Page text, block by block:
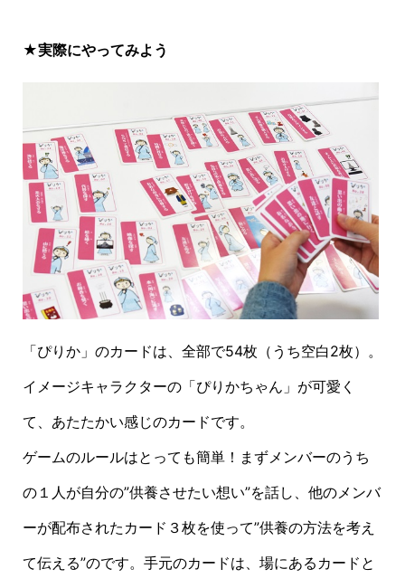
★実際にやってみよう
「ぴりか」のカードは、全部で54枚（うち空白2枚）。
イメージキャラクターの「ぴりかちゃん」が可愛く
て、あたたかい感じのカードです。
ゲームのルールはとっても簡単！まずメンバーのうち
の１人が自分の”供養させたい想い”を話し、他のメンバ
ーが配布されたカード３枚を使って”供養の方法を考え
て伝える”のです。手元のカードは、場にあるカードと